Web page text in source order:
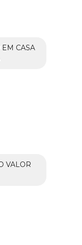
CASA
VALOR